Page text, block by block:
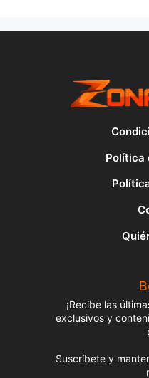
Política
¡Recibe las
exclusivos y
Suscríbete y